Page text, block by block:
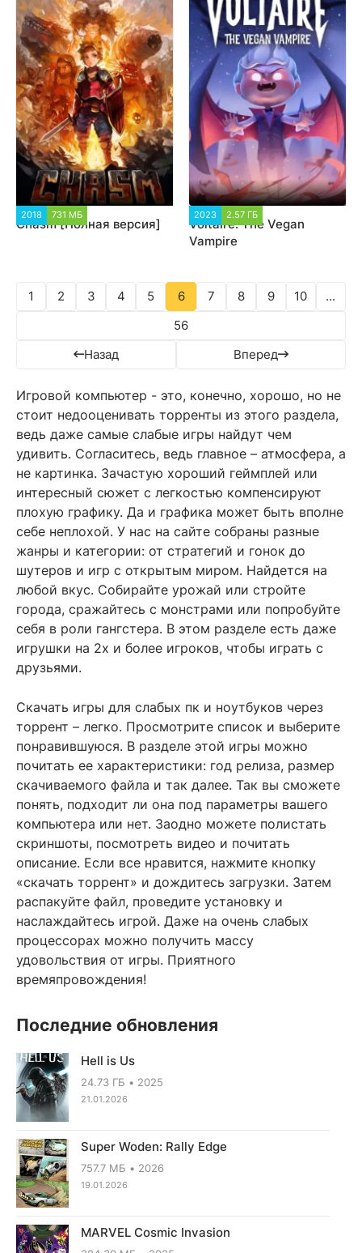
2018 731 МБ
Chasm [Полная версия]
2023 2.57 ГБ
Voltaire: The Vegan
Vampire
Назад
1 2 3 4 5 6 7 8 9 10
...
56
Вперед
Игровой компьютер - это, конечно, хорошо, но не
стоит недооценивать торренты из этого раздела,
ведь даже самые слабые игры найдут чем
удивить. Согласитесь, ведь главное – атмосфера, а
не картинка. Зачастую хороший геймплей или
интересный сюжет с легкостью компенсируют
плохую графику. Да и графика может быть вполне
себе неплохой. У нас на сайте собраны разные
жанры и категории: от стратегий и гонок до
шутеров и игр с открытым миром. Найдется на
любой вкус. Собирайте урожай или стройте
города, сражайтесь с монстрами или попробуйте
себя в роли гангстера. В этом разделе есть даже
игрушки на 2х и более игроков, чтобы играть с
друзьями.
Скачать игры для слабых пк и ноутбуков через
торрент – легко. Просмотрите список и выберите
понравившуюся. В разделе этой игры можно
почитать ее характеристики: год релиза, размер
скачиваемого файла и так далее. Так вы сможете
понять, подходит ли она под параметры вашего
компьютера или нет. Заодно можете полистать
скриншоты, посмотреть видео и почитать
описание. Если все нравится, нажмите кнопку
«скачать торрент» и дождитесь загрузки. Затем
распакуйте файл, проведите установку и
наслаждайтесь игрой. Даже на очень слабых
процессорах можно получить массу
удовольствия от игры. Приятного
времяпровождения!
Последние обновления
Hell is Us
24.73 ГБ 2025
21.01.2026
Super Woden: Rally Edge
757.7 МБ 2026
19.01.2026
MARVEL Cosmic Invasion